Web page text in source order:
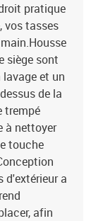
pratique
vos tasses
siège sont
et un
de la
trempé
à nettoyer
touche
d'extérieur a
afin